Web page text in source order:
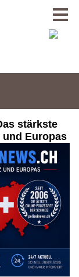
stärkste
und Europas